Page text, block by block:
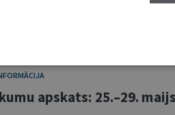
pārliecināta, ka juristi
apskats: 25.–29. maijs